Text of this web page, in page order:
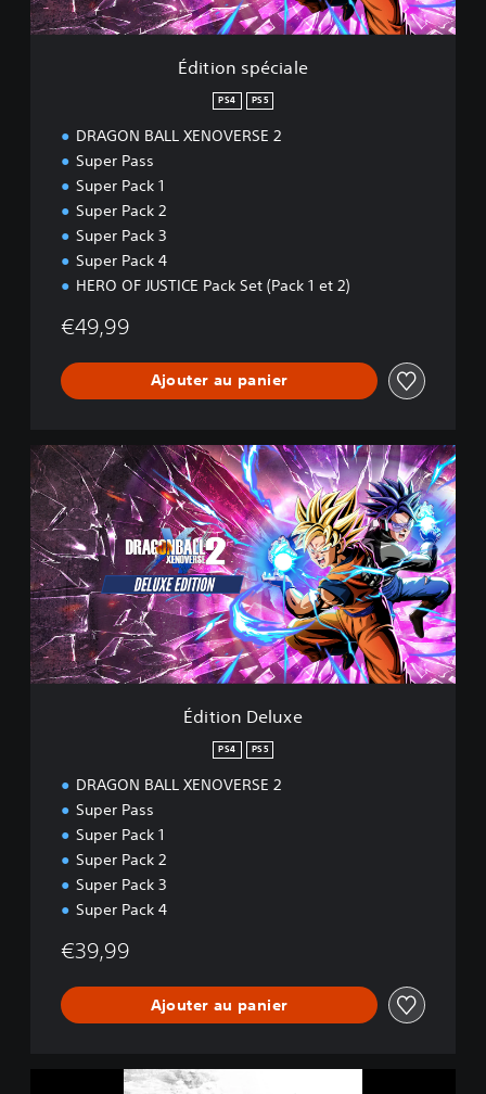
c
i
Édition spéciale
PS4 PS5
DRAGON BALL XENOVERSE 2
Super Pass
Super Pack 1
Super Pack 2
Super Pack 3
Super Pack 4
HERO OF JUSTICE Pack Set (Pack 1 et 2)
€49,99
Ajouter au panier
É
d
i
t
i
o
n
D
e
l
u
x
Édition Deluxe
PS4 PS5
DRAGON BALL XENOVERSE 2
Super Pass
Super Pack 1
Super Pack 2
Super Pack 3
Super Pack 4
€39,99
Ajouter au panier